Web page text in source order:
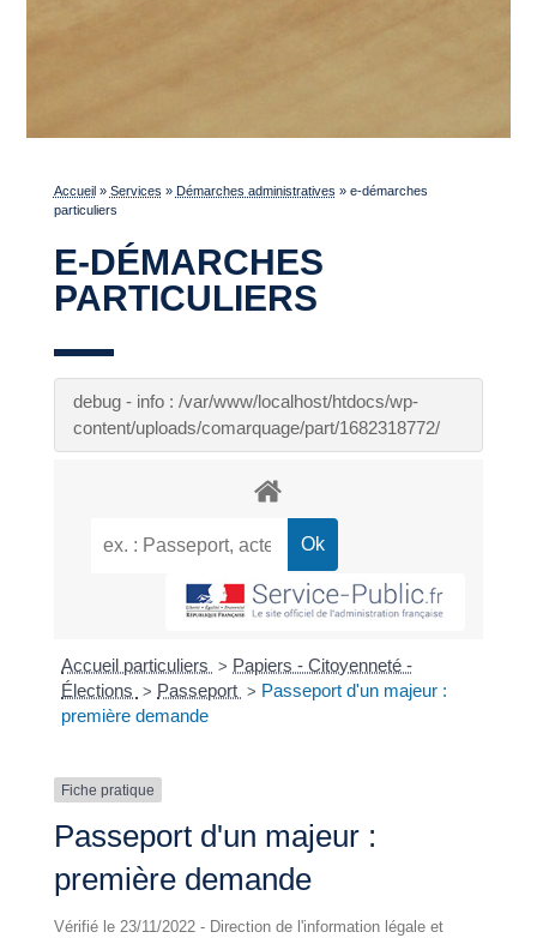
Accueil» Services » Démarches administratives » e-démarches
particuliers
E-DÉMARCHES
PARTICULIERS
debug - info : /var/www/localhost/htdocs/wp-
content/uploads/comarquage/part/1682318772/
Accueil particuliers > Papiers - Citoyenneté -
Élections > Passeport > Passeport d'un majeur :
première demande
Fiche pratique
Passeport d'un majeur :
première demande
Vérifié le 23/11/2022 - Direction de l'information légale et